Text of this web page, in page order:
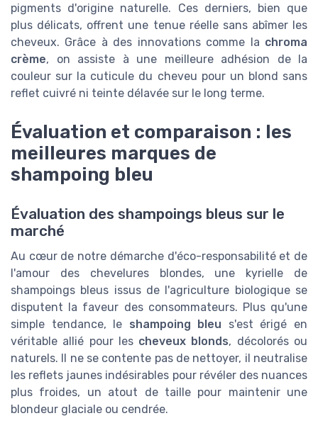
pigments d'origine naturelle. Ces derniers, bien que
plus délicats, offrent une tenue réelle sans abîmer les
cheveux. Grâce à des innovations comme la chroma
crème, on assiste à une meilleure adhésion de la
couleur sur la cuticule du cheveu pour un blond sans
reflet cuivré ni teinte délavée sur le long terme.
Évaluation et comparaison : les
meilleures marques de
shampoing bleu
Évaluation des shampoings bleus sur le
marché
Au cœur de notre démarche d'éco-responsabilité et de
l'amour des chevelures blondes, une kyrielle de
shampoings bleus issus de l'agriculture biologique se
disputent la faveur des consommateurs. Plus qu'une
simple tendance, le shampoing bleu s'est érigé en
véritable allié pour les cheveux blonds, décolorés ou
naturels. Il ne se contente pas de nettoyer, il neutralise
les reflets jaunes indésirables pour révéler des nuances
plus froides, un atout de taille pour maintenir une
blondeur glaciale ou cendrée.